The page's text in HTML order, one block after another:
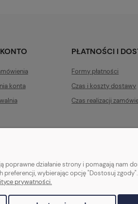
konta
PŁATNOŚCI I
Formy płatności
Czas i koszty dostawy
Czas realizacji
poprawne działanie strony i pomagają
wybierając opcję "Dostosuj zgody".
prywatności.